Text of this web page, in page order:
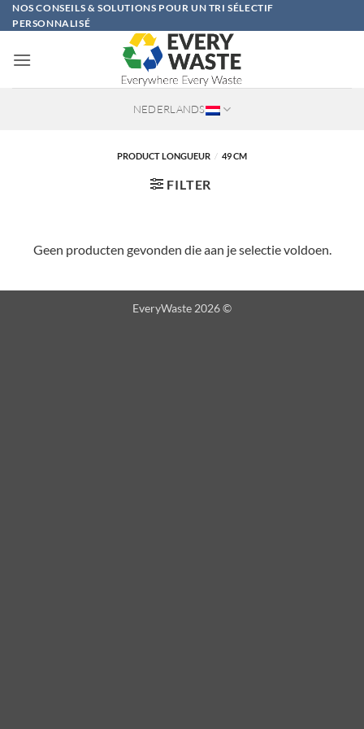
Ga
naar
NOS CONSEILS & SOLUTIONS POUR UN TRI SÉLECTIF
PERSONNALISÉ
NEDERLANDS
PRODUCT LONGUEUR / 49 CM
FILTER
Geen producten gevonden die aan je selectie voldoen.
EveryWaste 2026 ©